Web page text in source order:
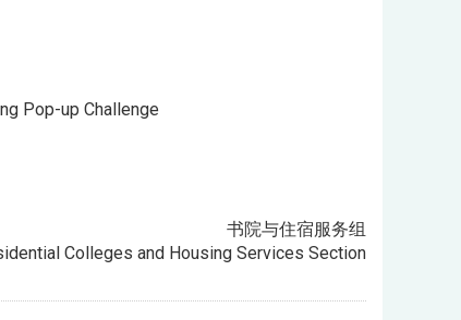
Pop-up Challenge
书院与住宿服务组
Colleges and Housing Services Section